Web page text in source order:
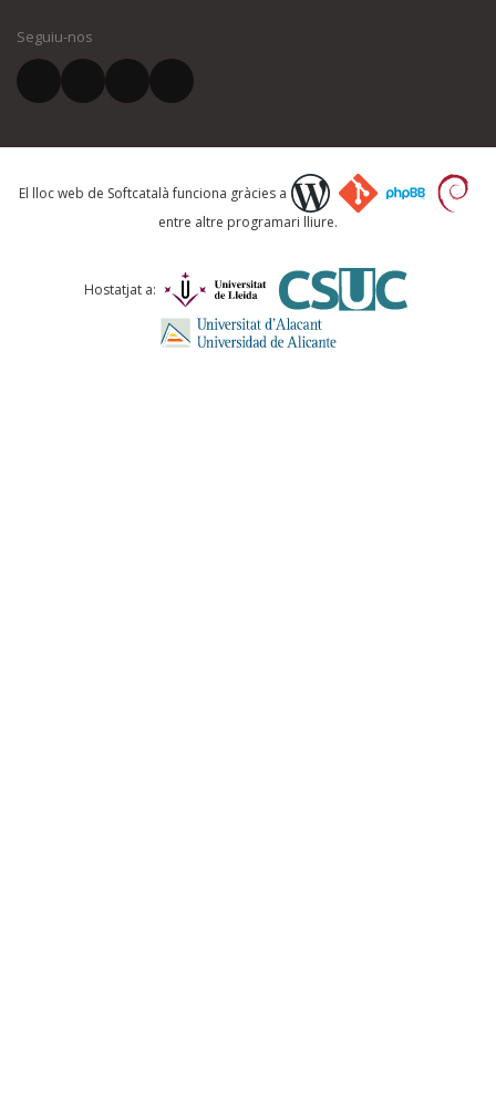
El vostre correu electrònic *
Què proposeu?
Comentari *
Seguiu-nos
El lloc web de Softcatalà funciona gràcies a
entre altre programari lliure.
Hostatjat a: